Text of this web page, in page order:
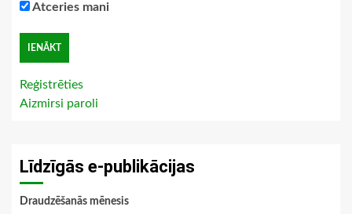
Atceries mani
Reģistrēties
Aizmirsi paroli
Līdzīgās e-publikācijas
Draudzēšanās mēnesis